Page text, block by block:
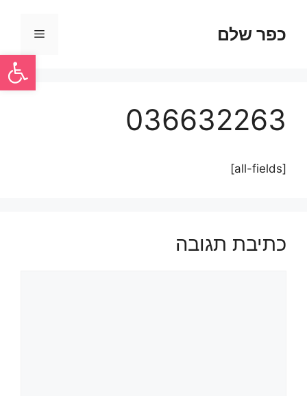
פתח
כפר שלם
036632263
[all-fields]
כתיבת תגובה